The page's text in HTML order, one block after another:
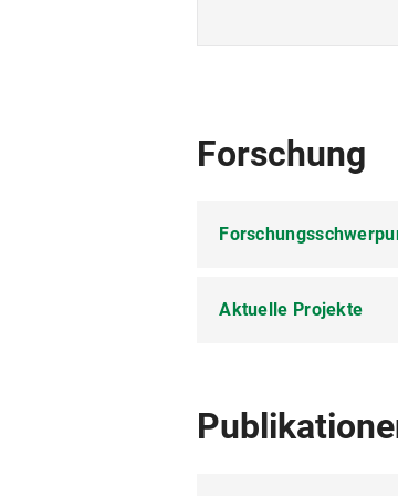
Forschung
Minnesang,
Historische
Aktuelle Projekte
Sektion: Dialoge